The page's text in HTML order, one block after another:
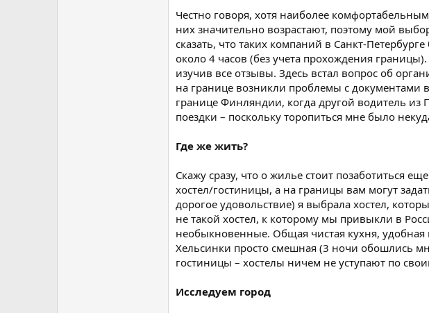
Честно говоря, хотя наиболее
них значительно возрастают, поэтому мой
сказать, что таких компаний в Санкт-
около 4 часов (без учета прохождения
изучив все отзывы. Здесь встал вопрос об
на границе возникли проблемы с документами
границе Финляндии, когда другой водитель
поездки – поскольку торопиться мне было
Где же жить?
Скажу сразу, что о жилье стоит позаботиться
хостел/гостиницы, а на границы вам могут
дорогое удовольствие) я выбрала хостел,
не такой хостел, к которому мы привыкли в
необыкновенные. Общая чистая кухня,
Хельсинки просто смешная (3 ночи обошлись
гостиницы – хостелы ничем не уступают по
Исследуем город